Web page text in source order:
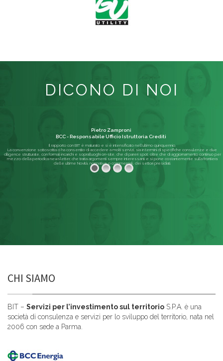
DICONO DI NOI
Il rapporto con BIT è maturato e si è intensificato nell'ultimo quinquennio.
La convenzione sottoscritta ci ha consentito di accedere a molti servizi, sia in termini di specifiche consulenze e due
diligence strutturate, con formali incarichi e sopralluoghi on-site, che di pareri spot; oltre che di aggiornamento continuo per
mezzo della periodica newsletter, che tratta argomenti sempre interessanti e si pone costantemente sulla frontiera
delle ultime Novità, normative o commerciali, dei settori presidiati.
Pietro Zamproni
BCC - Responsabile Ufficio Istruttoria Crediti
Leggi di più
CHI SIAMO
BIT – Servizi per l’investimento sul territorio S.P.A. è una
società di consulenza e servizi per lo sviluppo del territorio, nata nel
2006 con sede a Parma.